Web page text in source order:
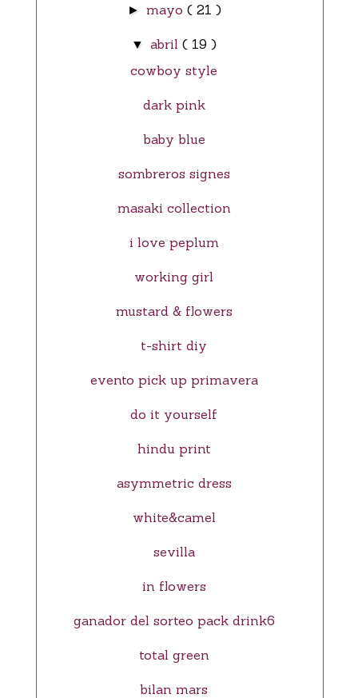
► mayo ( 21 )
▼ abril ( 19 )
cowboy style
dark pink
baby blue
sombreros signes
masaki collection
i love peplum
working girl
mustard & flowers
t-shirt diy
evento pick up primavera
do it yourself
hindu print
asymmetric dress
white&camel
sevilla
in flowers
ganador del sorteo pack drink6
total green
bilan mars